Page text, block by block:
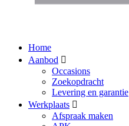
Home
Aanbod
Occasions
Zoekopdracht
Levering en garantie
Werkplaats
Afspraak maken